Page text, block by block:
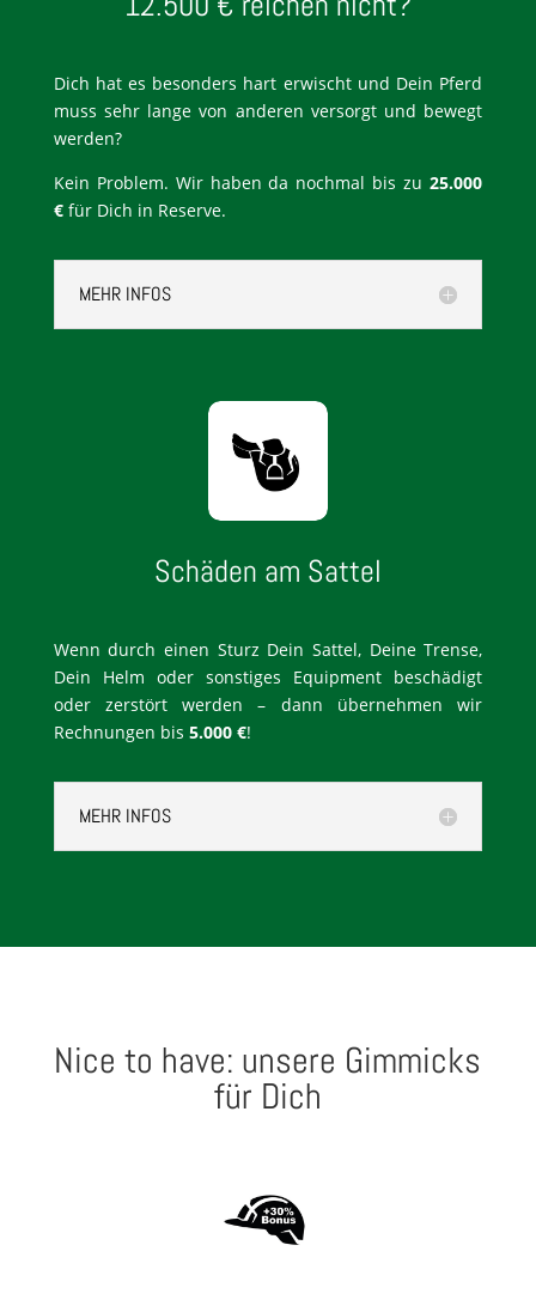
Dich hat es besonders hart erwischt und Dein Pferd
muss sehr lange von anderen versorgt und bewegt
werden?
Kein Problem. Wir haben da nochmal bis zu 25.000
€für Dich in Reserve.
MEHR INFOS
Schäden am Sattel
Wenn durch einen Sturz Dein Sattel, Deine Trense,
Dein Helm oder sonstiges Equipment beschädigt
oder zerstört werden – dann übernehmen wir
Rechnungen bis 5.000 €!
MEHR INFOS
Nice to have: unsere Gimmicks
für Dich